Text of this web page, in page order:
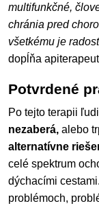
multifunkčné,
chránia pred
všetkému je
dopĺňa
Potvrdené
Po tejto terapii
nezaberá, alebo
alternatívne
celé spektrum
dýchacími
problémoch,